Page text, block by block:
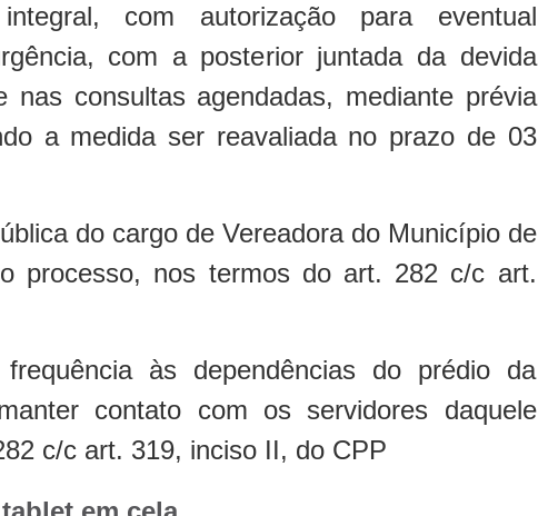
com autorização para eventual
com a posterior juntada da devida
nas consultas agendadas, mediante prévia
a medida ser reavaliada no prazo de 03
do cargo de Vereadora do Município de
processo, nos termos do art. 282 c/c art.
às dependências do prédio da
contato com os servidores daquele
c/c art. 319, inciso II, do CPP